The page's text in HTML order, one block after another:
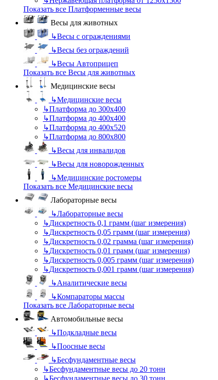
Показать все Платформенные весы
Весы для животных
↳Весы с ограждениями
↳Весы без ограждений
↳Весы Автоприцеп
Показать все Весы для животных
Медицинские весы
↳Медицинские весы
↳Платформа до 300х400
↳Платформа до 400х400
↳Платформа до 400х520
↳Платформа до 800х800
↳Весы для инвалидов
↳Весы для новорожденных
↳Медицинские ростомеры
Показать все Медицинские весы
Лабораторные весы
↳Лабораторные весы
↳Дискретность 0,1 грамм (шаг измерения)
↳Дискретность 0,05 грамм (шаг измерения)
↳Дискретность 0,02 грамма (шаг измерения)
↳Дискретность 0,01 грамм (шаг измерения)
↳Дискретность 0,005 грамм (шаг измерения)
↳Дискретность 0,001 грамм (шаг измерения)
↳Аналитические весы
↳Компараторы массы
Показать все Лабораторные весы
Автомобильные весы
↳Подкладные весы
↳Поосные весы
↳Бесфундаментные весы
↳Бесфундаментные весы до 20 тонн
↳Бесфундаментные весы до 30 тонн